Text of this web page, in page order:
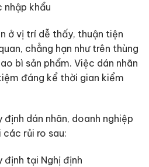
ở vị trí dễ thấy, thuận tiện
chẳng hạn như trên thùng
bì sản phẩm. Việc dán nhãn
đáng kể thời gian kiểm
dán nhãn, doanh nghiệp
rủi ro sau:
định tại Nghị định